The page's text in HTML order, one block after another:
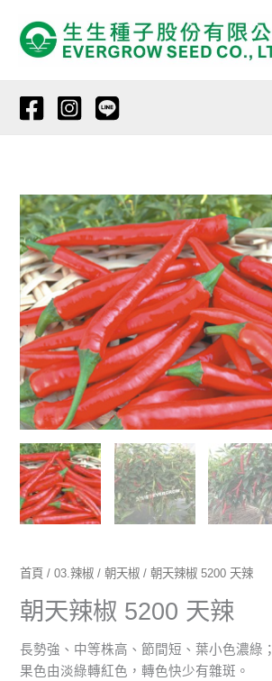
首頁 /03.辣椒 /朝天椒 / 朝天辣椒 5200 天辣
朝天辣椒 5200 天辣
長勢強、中等株高、節間短、葉小色濃綠；
果色由淡綠轉紅色，轉色快少有雜斑。
朝
天
辣
椒
5200
天
辣
數
量